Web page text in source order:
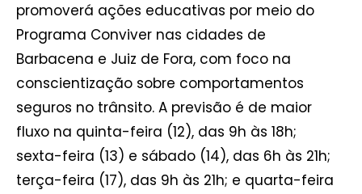
promoverá ações educativas por meio do
Programa Conviver nas cidades de
Barbacena e Juiz de Fora, com foco na
conscientização sobre comportamentos
seguros no trânsito. A previsão é de maior
fluxo na quinta-feira (12), das 9h às 18h;
sexta-feira (13) e sábado (14), das 6h às 21h;
terça-feira (17), das 9h às 21h; e quarta-feira